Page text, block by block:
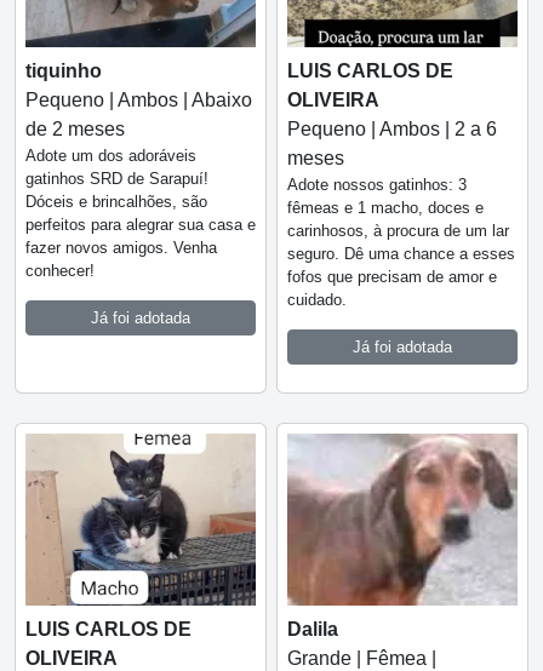
tiquinho
Pequeno | Ambos | Abaixo
de 2 meses
Adote um dos adoráveis
gatinhos SRD de Sarapuí!
Dóceis e brincalhões, são
perfeitos para alegrar sua casa e
fazer novos amigos. Venha
conhecer!
Já foi adotada
LUIS CARLOS DE
OLIVEIRA
Pequeno | Ambos | 2 a 6
meses
Adote nossos gatinhos: 3
fêmeas e 1 macho, doces e
carinhosos, à procura de um lar
seguro. Dê uma chance a esses
fofos que precisam de amor e
cuidado.
Já foi adotada
LUIS CARLOS DE
OLIVEIRA
Dalila
Grande | Fêmea |